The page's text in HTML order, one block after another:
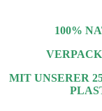
100%
MIT UNSERER